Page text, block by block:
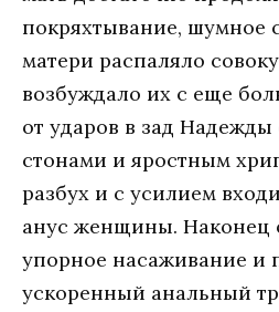
покряхтывание, шумное
матери распаляло
возбуждало их с еще
от ударов в зад Надежды
стонами и яростным
разбух и с усилием
анус женщины. Наконец
упорное насаживание и
ускоренный анальный